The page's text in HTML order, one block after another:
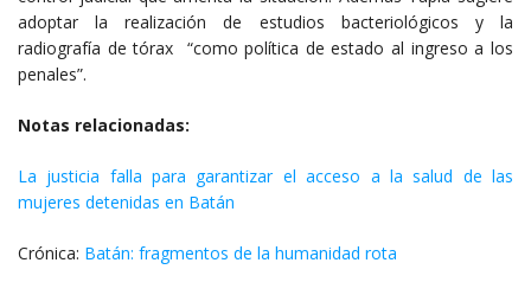
adoptar la realización de estudios bacteriológicos y la
radiografía de tórax “como política de estado al ingreso a los
penales”.
Notas relacionadas:
La justicia falla para garantizar el acceso a la salud de las
mujeres detenidas en Batán
Crónica: Batán: fragmentos de la humanidad rota